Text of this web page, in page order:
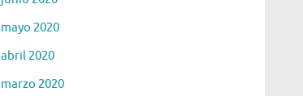
mayo 2020
abril 2020
marzo 2020